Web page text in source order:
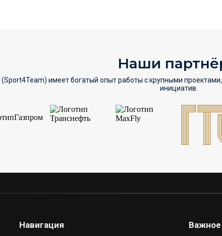
Наши
имеет богатый опыт работы с крупными
инициатив.
Навигация Важное